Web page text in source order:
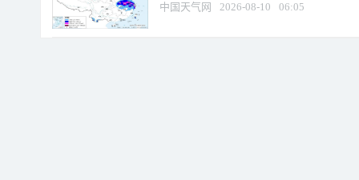
中国天气网 2026-08-10 06:05